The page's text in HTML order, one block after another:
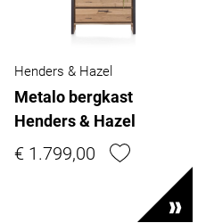
Henders & Hazel
Metalo bergkast
Henders & Hazel
€ 1.799,00